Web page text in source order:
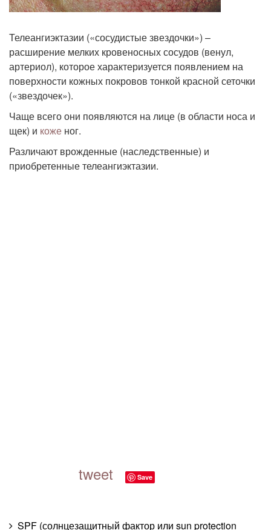
Телеангиэктазии («сосудистые звездочки») –
расширение мелких кровеносных сосудов (венул,
артериол), которое характеризуется появлением на
поверхности кожных покровов тонкой красной сеточки
(«звездочек»).
Чаще всего они появляются на лице (в области носа и
щек) и коже ног.
Различают врожденные (наследственные) и
приобретенные телеангиэктазии.
tweet Save
SPF (солнцезащитный фактор или sun protection